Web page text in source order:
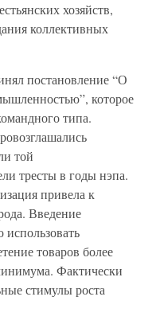
хозяйств,
коллективных
постановление “О
которое
типа.
той
тресты в годы нэпа.
привела к
Введение
товаров более
Фактически
стимулы роста